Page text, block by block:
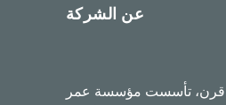
عن الشركة
قرن، تأسست مؤسسة عمر